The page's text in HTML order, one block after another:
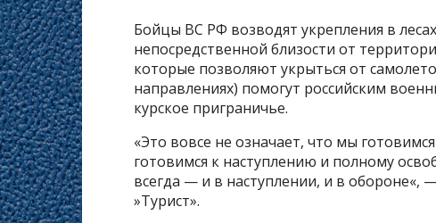
Бойцы ВС РФ возводят укрепления в
непосредственной близости от
которые позволяют укрыться от
направлениях) помогут российским
курское приграничье.
«Это вовсе не означает, что мы
готовимся к наступлению и полному
всегда — и в наступлении, и в обороне«,
»Турист».